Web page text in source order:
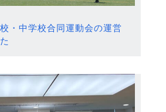
・中学校合同運動会の運営